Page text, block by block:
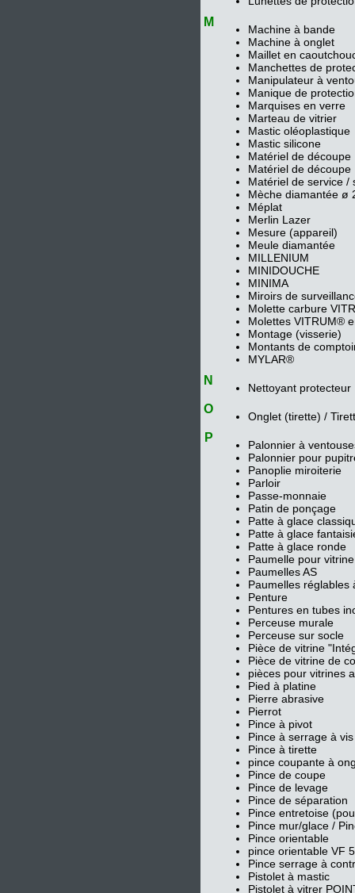
M
Machine à bande
Machine à onglet
Maillet en
Manchettes de
Manipulateur à
Manique de
Marquises en verre
Marteau de vitrier
Mastic oléoplastique
Mastic silicone
Matériel de
Matériel de
Matériel de service /
Mèche diamantée ø
Méplat
Merlin Lazer
Mesure (appareil)
Meule diamantée
MILLENIUM
MINIDOUCHE
MINIMA
Miroirs de
Molette carbure
Molettes VITRUM®
Montage (visserie)
Montants de
MYLAR®
N
Nettoyant protecteur
O
Onglet (tirette) /
P
Palonnier à
Palonnier pour
Panoplie miroiterie
Parloir
Passe-monnaie
Patin de ponçage
Patte à glace
Patte à glace
Patte à glace ronde
Paumelle pour vitrine
Paumelles AS
Paumelles réglables
Penture
Pentures en tubes
Perceuse murale
Perceuse sur socle
Pièce de vitrine
Pièce de vitrine de
pièces pour vitrines
Pied à platine
Pierre abrasive
Pierrot
Pince à pivot
Pince à serrage à vis
Pince à tirette
pince coupante à
Pince de coupe
Pince de levage
Pince de séparation
Pince entretoise
Pince mur/glace /
Pince orientable
pince orientable VF
Pince serrage à
Pistolet à mastic
Pistolet à vitrer